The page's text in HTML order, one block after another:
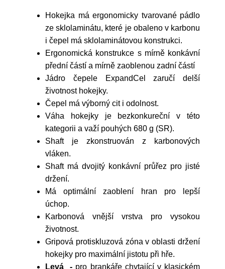
Hokejka má ergonomicky tvarované pádlo
ze sklolaminátu, které je obaleno v karbonu
i čepel má sklolaminátovou konstrukci.
Ergonomická konstrukce s mírně konkávní
přední částí a mírně zaoblenou zadní částí
Jádro čepele ExpandCel zaručí delší
životnost hokejky.
Čepel má výborný cit i odolnost.
Váha hokejky je bezkonkureční v této
kategorii a važí pouhých 680 g (SR).
Shaft je zkonstruován z karbonových
vláken.
Shaft má dvojitý konkávní průřez pro jisté
držení.
Má optimální zaoblení hran pro lepší
úchop.
Karbonová vnější vrstva pro vysokou
životnost.
Gripová protiskluzová zóna v oblasti držení
hokejky pro maximální jistotu při hře.
Levá - pro brankáře chytající v klasickém